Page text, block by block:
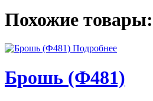
Похожие товары:
Подробнее
Брошь (Ф481)